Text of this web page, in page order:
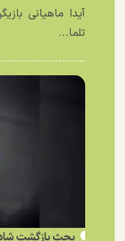
آیدا ماهیانی
تلما...